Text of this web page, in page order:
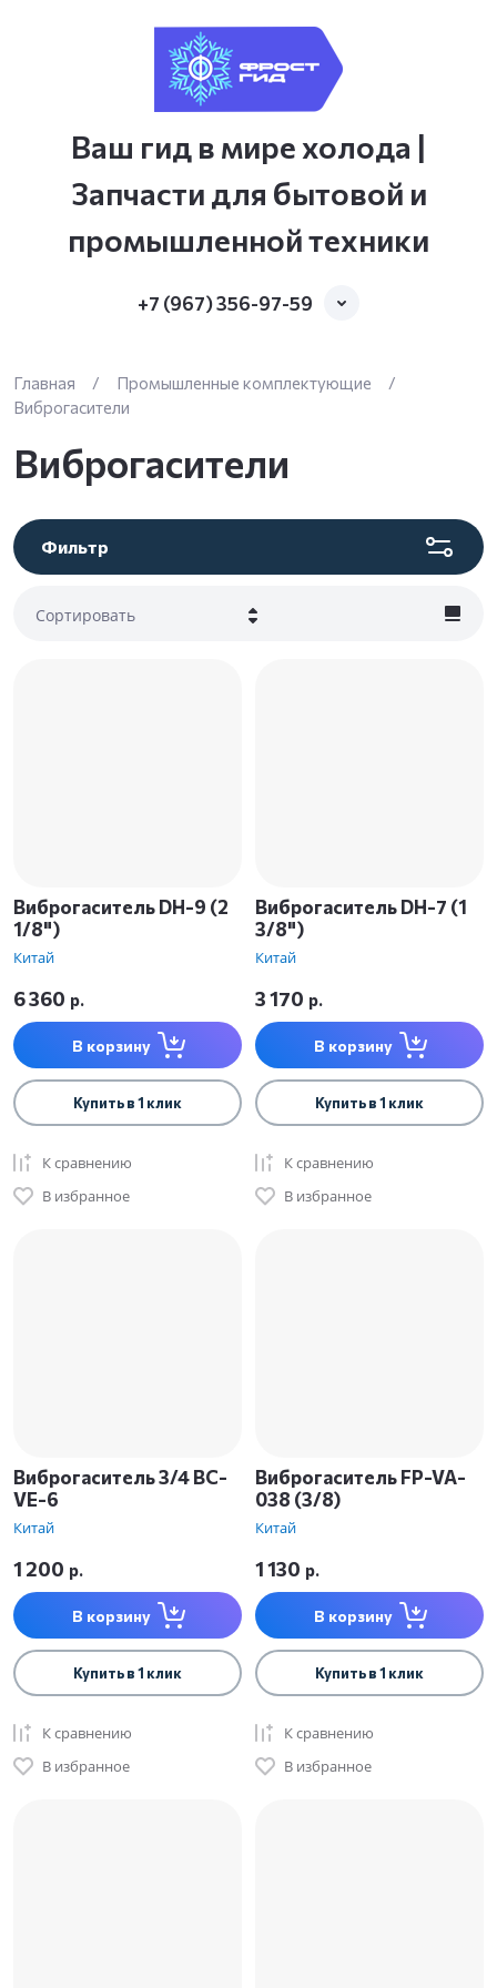
Ваш гид в мире холода |
Запчасти для бытовой и
промышленной техники
+7 (967) 356-97-59
Главная / Промышленные комплектующие
/
Виброгасители
Виброгасители
Фильтр
Сортировать
Виброгаситель DH-9 (2
1/8")
Китай
6 360 р.
В корзину
Купить в 1 клик
К сравнению
В избранное
Виброгаситель DH-7 (1
3/8")
Китай
3 170 р.
В корзину
Купить в 1 клик
К сравнению
В избранное
Виброгаситель 3/4 BC-
VE-6
Китай
1 200 р.
В корзину
Купить в 1 клик
К сравнению
В избранное
Виброгаситель FP-VA-
038 (3/8)
Китай
1 130 р.
В корзину
Купить в 1 клик
К сравнению
В избранное